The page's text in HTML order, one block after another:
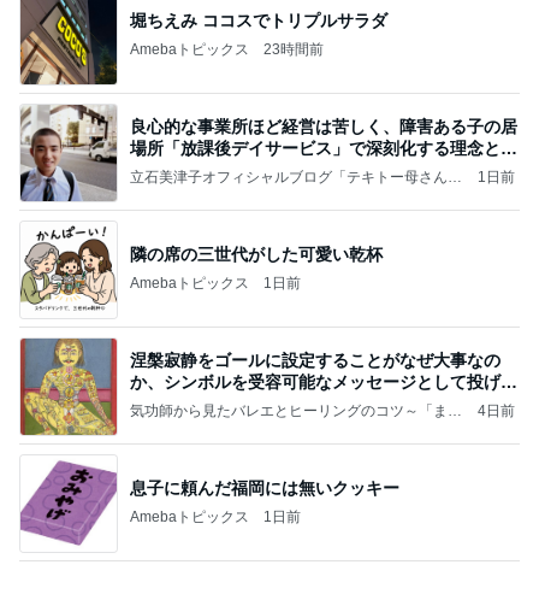
堀ちえみ ココスでトリプルサラダ
Amebaトピックス 23時間前
良心的な事業所ほど経営は苦しく、障害ある子の居
場所「放課後デイサービス」で深刻化する理念と現
実の
立石美津子オフィシャルブログ「テキトー母さんの
1日前
隣の席の三世代がした可愛い乾杯
Amebaトピックス 1日前
涅槃寂静をゴールに設定することがなぜ大事なの
か、シンボルを受容可能なメッセージとして投げる
ことが
気功師から見たバレエとヒーリングのコツ～「まと
4日前
息子に頼んだ福岡には無いクッキー
Amebaトピックス 1日前